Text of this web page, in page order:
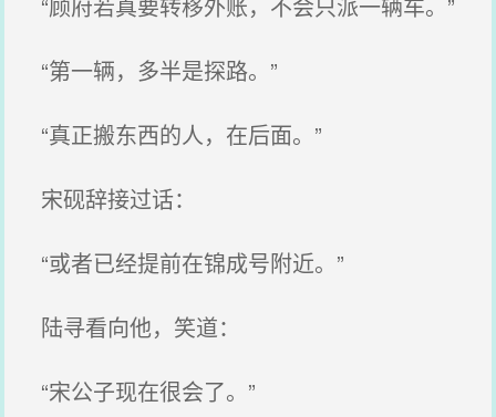
“第一辆，多半是探路。”
“真正搬东西的人，在后面。”
宋砚辞接过话：
“或者已经提前在锦成号附近。”
陆寻看向他，笑道：
“宋公子现在很会了。”